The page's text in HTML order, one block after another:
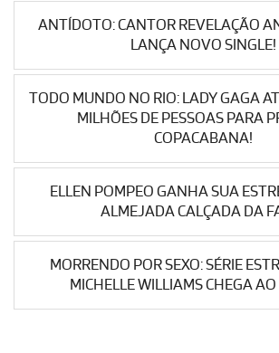
ANTÍDOTO: CANTOR REVELAÇÃO
LANÇA NOVO SINGLE!
TODO MUNDO NO RIO: LADY GAGA
MILHÕES DE PESSOAS PARA
COPACABANA!
ELLEN POMPEO GANHA SUA
ALMEJADA CALÇADA DA
MORRENDO POR SEXO: SÉRIE
MICHELLE WILLIAMS CHEGA